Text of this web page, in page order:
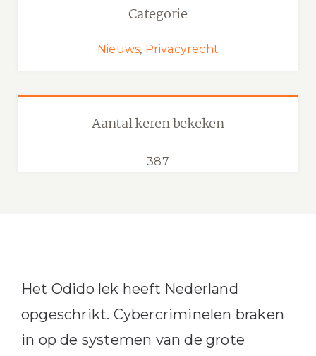
Categorie
Nieuws, Privacyrecht
Aantal keren bekeken
387
Het Odido lek heeft Nederland
opgeschrikt. Cybercriminelen braken
in op de systemen van de grote